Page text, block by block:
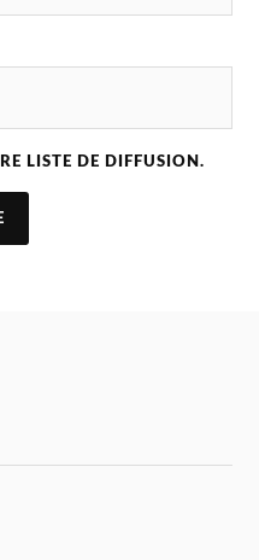
LISTE DE DIFFUSION.